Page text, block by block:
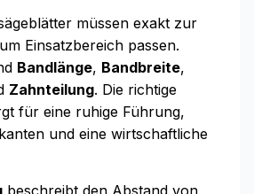
müssen exakt zur
Einsatzbereich passen.
Bandlänge, Bandbreite,
Zahnteilung. Die richtige
für eine ruhige Führung,
und eine wirtschaftliche
beschreibt den Abstand von